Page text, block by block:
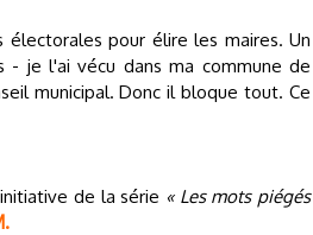
pour élire les maires. Un
je l'ai vécu dans ma commune de
municipal. Donc il bloque tout. Ce
de la série « Les mots piégés